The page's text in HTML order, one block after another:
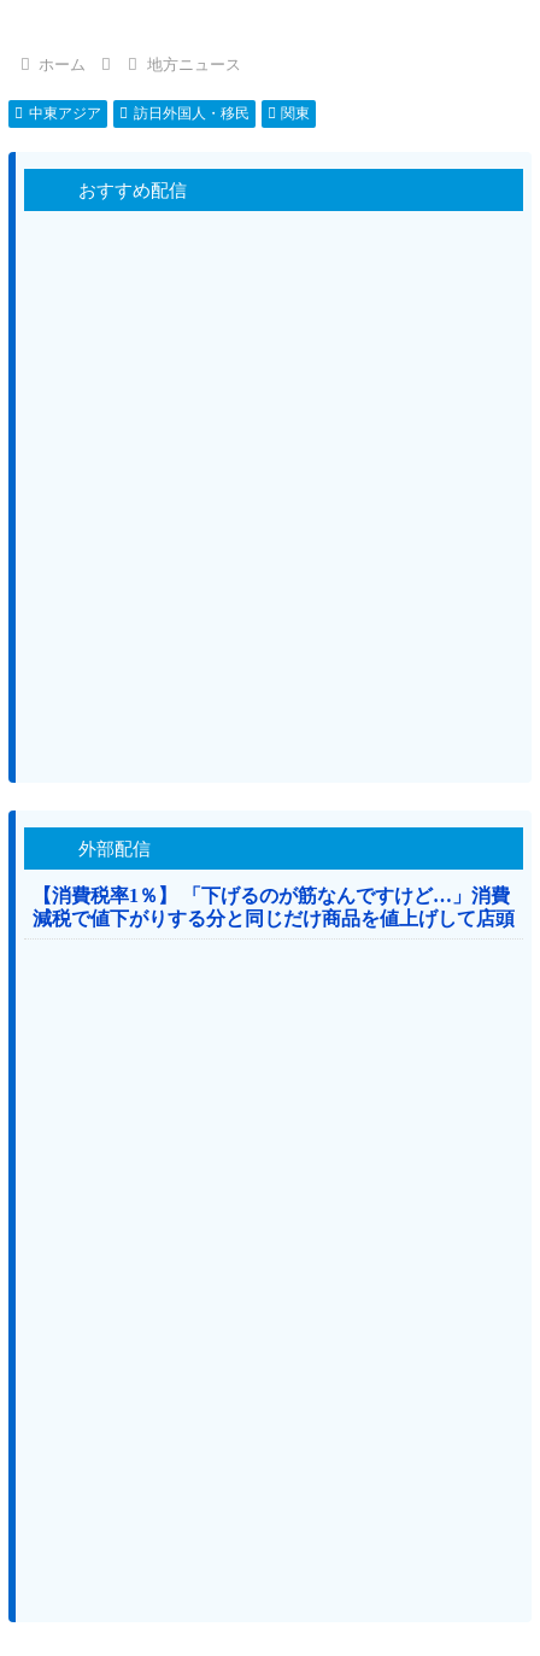
ホーム 地方ニュース
中東アジア 訪日外国人・移民 関東
おすすめ配信
外部配信
【消費税率1％】 「下げるのが筋なんですけど…」消費
減税で値下がりする分と同じだけ商品を値上げして店頭
価格を変えない店も